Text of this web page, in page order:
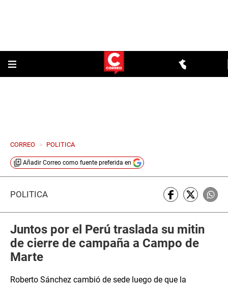
CORREO > POLITICA
Añadir Correo como fuente preferida en
POLÍTICA
Juntos por el Perú traslada su mitin
de cierre de campaña a Campo de
Marte
Roberto Sánchez cambió de sede luego de que la